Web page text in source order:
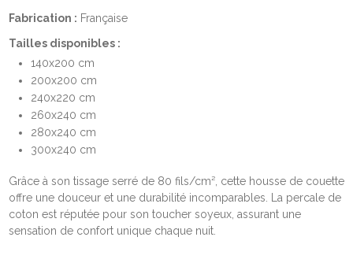
Fabrication : Française
Tailles disponibles :
140x200 cm
200x200 cm
240x220 cm
260x240 cm
280x240 cm
300x240 cm
Grâce à son tissage serré de 80 fils/cm², cette housse de couette
offre une douceur et une durabilité incomparables. La percale de
coton est réputée pour son toucher soyeux, assurant une
sensation de confort unique chaque nuit.